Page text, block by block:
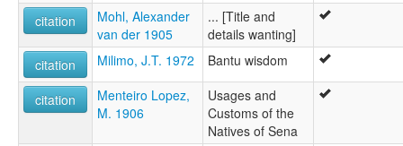
citation
Mohl, Alexander
van der 1905
... [Title and
details wanting]
citation
Milimo, J.T. 1972 Bantu wisdom
citation
Menteiro Lopez,
M. 1906
Usages and
Customs of the
Natives of Sena